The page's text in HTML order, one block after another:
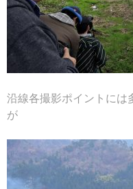
沿線各撮影ポイントには
が